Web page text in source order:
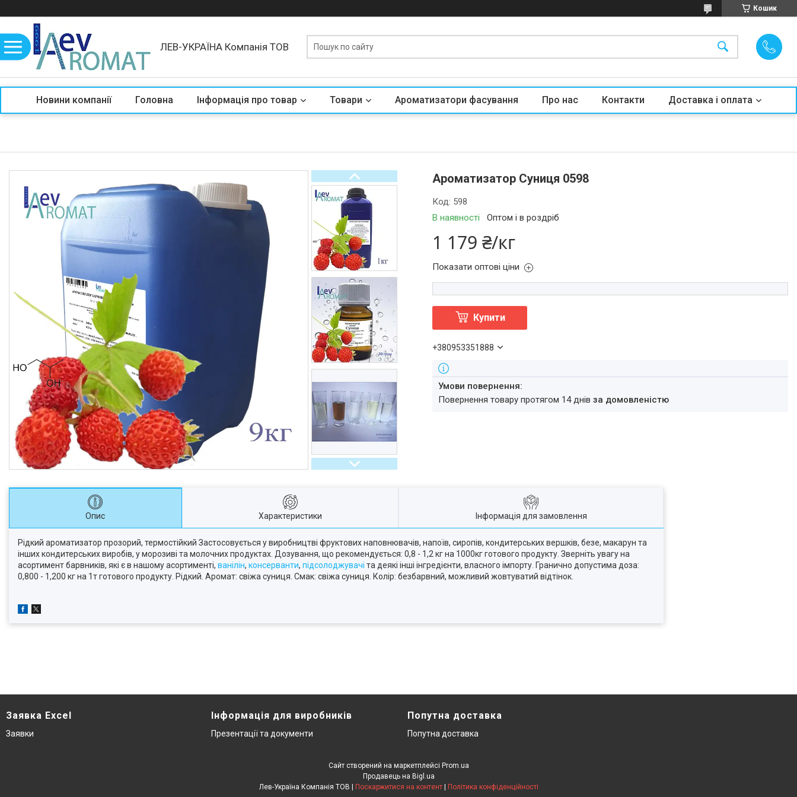
Кошик
ЛЕВ-УКРАЇНА Компанія ТОВ
Новини компанії Головна Інформація про товар Товари Ароматизатори фасування Про нас Контакти Доставка і оплата
Ароматизатор Суниця 0598
В наявності Оптом і в роздріб
Код: 598
1 179 ₴/кг
Показати оптові ціни
Купити
+380953351888
повернення товару протягом 14 днівза домовленістю
Опис Характеристики Інформація для замовлення
Рідкий ароматизатор прозорий, термостійкий Застосовується у виробництві фруктових наповнювачів, напоїв, сиропів, кондитерських вершків, безе, макарун та
інших кондитерських виробів, у морозиві та молочних продуктах. Дозування, що рекомендується: 0,8 - 1,2 кг на 1000кг готового продукту. Зверніть увагу на
асортимент барвників, які є в нашому асортименті, ванілін, консерванти, підсолоджувачі та деякі інші інгредієнти, власного імпорту. Гранично допустима доза:
0,800 - 1,200 кг на 1т готового продукту. Рідкий. Аромат: свіжа суниця. Смак: свіжа суниця. Колір: безбарвний, можливий жовтуватий відтінок.
Заявка Excel
Заявки
Інформація для виробників
Презентації та документи
Попутна доставка
Попутна доставка
Сайт створений на маркетплейсі Prom.ua
Продавець на Bigl.ua
Поскаржитися на контент Політика конфіденційності